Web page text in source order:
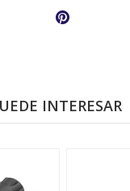
INTERESAR